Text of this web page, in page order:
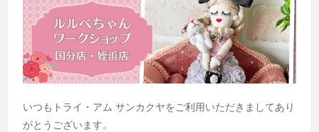
いつもトライ・アム サンカクヤをご利用いただきましてあり
がとうございます。